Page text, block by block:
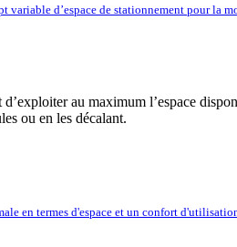
variable d’espace de stationnement pour la
au maximum l’espace
ou en les décalant.
en termes d'espace et un confort